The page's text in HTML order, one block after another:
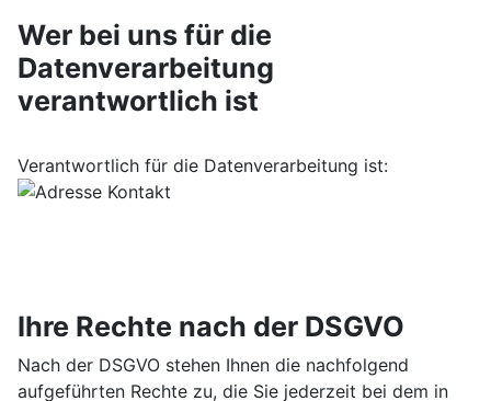
Wer bei uns für die
Datenverarbeitung
verantwortlich ist
Verantwortlich für die Datenverarbeitung ist:
Ihre Rechte nach der DSGVO
Nach der DSGVO stehen Ihnen die nachfolgend
aufgeführten Rechte zu, die Sie jederzeit bei dem in